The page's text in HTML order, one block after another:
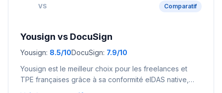
VS Comparatif
Yousign vs DocuSign
Yousign: 8.5/10DocuSign: 7.9/10
Yousign est le meilleur choix pour les freelances et
TPE françaises grâce à sa conformité eIDAS native,